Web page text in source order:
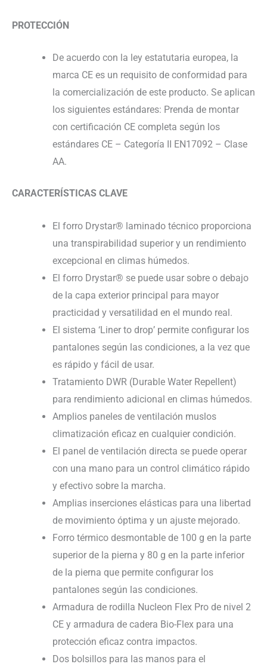
PROTECCIÓN
De acuerdo con la ley estatutaria europea, la
marca CE es un requisito de conformidad para
la comercialización de este producto. Se aplican
los siguientes estándares: Prenda de montar
con certificación CE completa según los
estándares CE – Categoría II EN17092 – Clase
AA.
CARACTERÍSTICAS CLAVE
El forro Drystar® laminado técnico proporciona
una transpirabilidad superior y un rendimiento
excepcional en climas húmedos.
El forro Drystar® se puede usar sobre o debajo
de la capa exterior principal para mayor
practicidad y versatilidad en el mundo real.
El sistema ‘Liner to drop’ permite configurar los
pantalones según las condiciones, a la vez que
es rápido y fácil de usar.
Tratamiento DWR (Durable Water Repellent)
para rendimiento adicional en climas húmedos.
Amplios paneles de ventilación muslos
climatización eficaz en cualquier condición.
El panel de ventilación directa se puede operar
con una mano para un control climático rápido
y efectivo sobre la marcha.
Amplias inserciones elásticas para una libertad
de movimiento óptima y un ajuste mejorado.
Forro térmico desmontable de 100 g en la parte
superior de la pierna y 80 g en la parte inferior
de la pierna que permite configurar los
pantalones según las condiciones.
Armadura de rodilla Nucleon Flex Pro de nivel 2
CE y armadura de cadera Bio-Flex para una
protección eficaz contra impactos.
Dos bolsillos para las manos para el